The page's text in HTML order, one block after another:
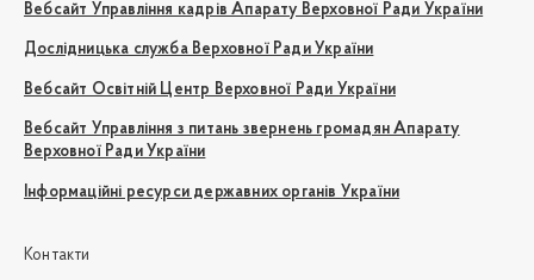
Вебсайт Управління кадрів Апарату Верховної Ради України
Дослідницька служба Верховної Ради України
Вебсайт Освітній Центр Верховної Ради України
Вебсайт Управління з питань звернень громадян Апарату
Верховної Ради України
Інформаційні ресурси державних органів України
Контакти